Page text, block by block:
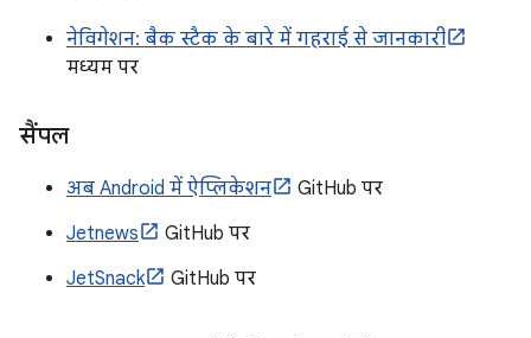
नेविगेशन: बैक स्टैक के बारे में गहराई से जानकारी
मध्यम पर
सैंपल
अब Android में ऐप्लिकेशन
GitHub पर
Jetnews
GitHub पर
JetSnack
GitHub पर